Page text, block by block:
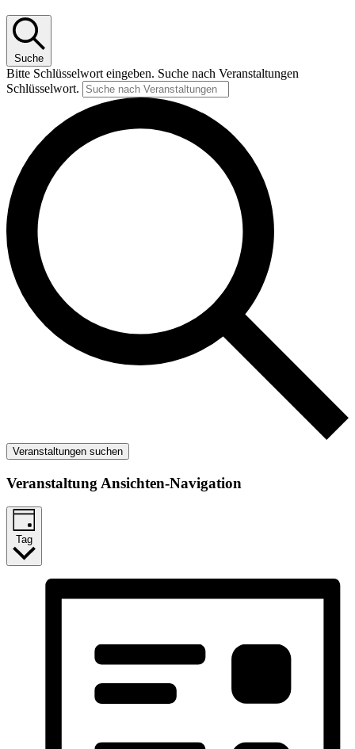
Suche
Bitte Schlüsselwort eingeben. Suche nach Veranstaltungen
Schlüsselwort.
Veranstaltungen suchen
Veranstaltung Ansichten-Navigation
Tag